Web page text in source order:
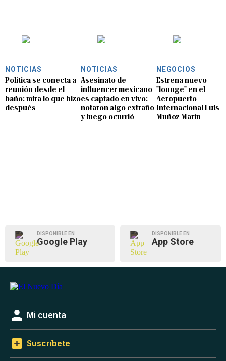
NOTICIAS
Política se conecta a
reunión desde el
baño: mira lo que hizo
después
NOTICIAS
Asesinato de
influencer mexicano
es captado en vivo:
notaron algo extraño
y luego ocurrió
NEGOCIOS
Estrena nuevo
"lounge" en el
Aeropuerto
Internacional Luis
Muñoz Marín
DISPONIBLE EN
Google Play
DISPONIBLE EN
App Store
Mi cuenta
Suscríbete